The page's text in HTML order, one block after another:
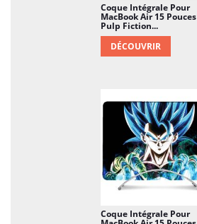
Coque Intégrale Pour
MacBook Air 15 Pouces
Pulp Fiction...
DÉCOUVRIR
Coque Intégrale Pour